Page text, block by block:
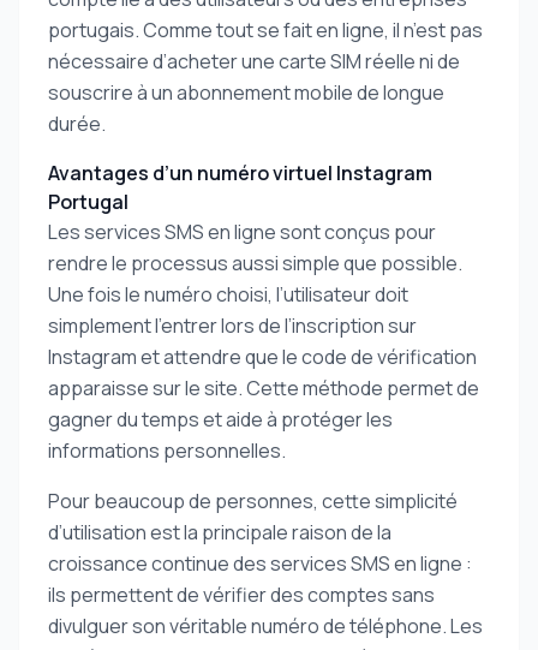
portugais. Comme tout se fait en ligne, il n’est pas
nécessaire d’acheter une carte SIM réelle ni de
souscrire à un abonnement mobile de longue
durée.
Avantages d’un numéro virtuel Instagram
Portugal
Les services SMS en ligne sont conçus pour
rendre le processus aussi simple que possible.
Une fois le numéro choisi, l’utilisateur doit
simplement l’entrer lors de l’inscription sur
Instagram et attendre que le code de vérification
apparaisse sur le site. Cette méthode permet de
gagner du temps et aide à protéger les
informations personnelles.
Pour beaucoup de personnes, cette simplicité
d’utilisation est la principale raison de la
croissance continue des services SMS en ligne :
ils permettent de vérifier des comptes sans
divulguer son véritable numéro de téléphone. Les